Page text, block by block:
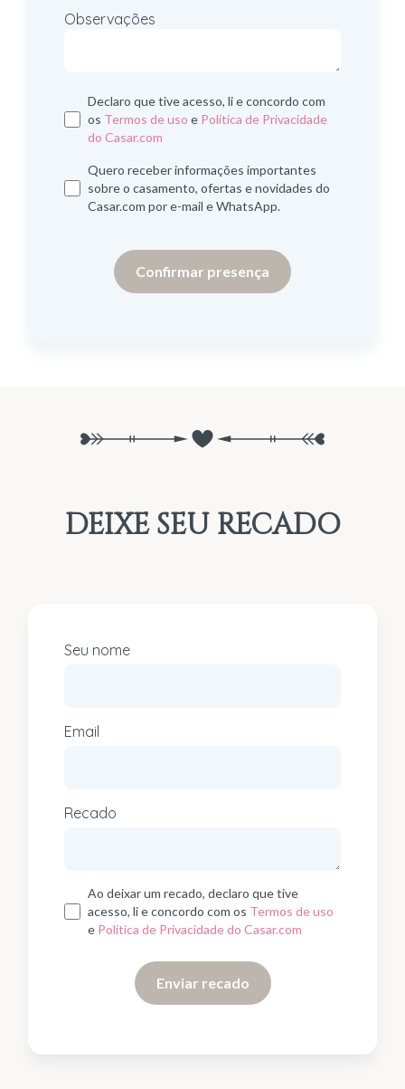
Observações
Declaro que tive acesso, li e concordo com
os Termos de uso e Política de Privacidade
do Casar.com
Quero receber informações importantes
sobre o casamento, ofertas e novidades do
Casar.com por e-mail e WhatsApp.
DEIXE SEU RECADO
Seu nome
Email
Recado
Ao deixar um recado, declaro que tive
acesso, li e concordo com os Termos de uso
e Política de Privacidade do Casar.com